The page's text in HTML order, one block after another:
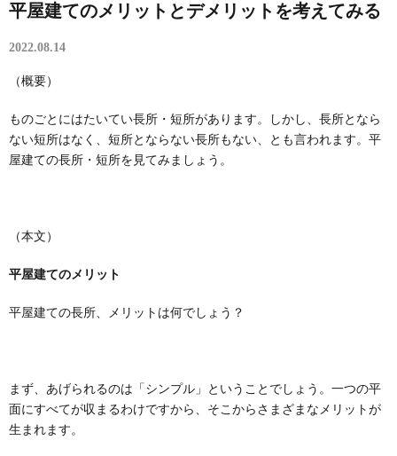
平屋建てのメリットとデメリットを考えてみる
2022.08.14
（概要）
ものごとにはたいてい長所・短所があります。しかし、長所となら
ない短所はなく、短所とならない長所もない、とも言われます。平
屋建ての長所・短所を見てみましょう。
（本文）
平屋建てのメリット
平屋建ての長所、メリットは何でしょう？
まず、あげられるのは「シンプル」ということでしょう。一つの平
面にすべてが収まるわけですから、そこからさまざまなメリットが
生まれます。